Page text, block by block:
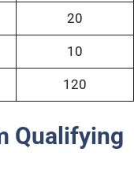
20
10
120
Qualifying